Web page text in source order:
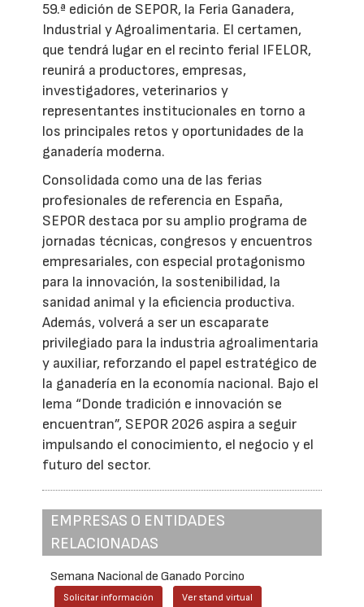
59.ª edición de SEPOR, la Feria Ganadera,
Industrial y Agroalimentaria. El certamen,
que tendrá lugar en el recinto ferial IFELOR,
reunirá a productores, empresas,
investigadores, veterinarios y
representantes institucionales en torno a
los principales retos y oportunidades de la
ganadería moderna.
Consolidada como una de las ferias
profesionales de referencia en España,
SEPOR destaca por su amplio programa de
jornadas técnicas, congresos y encuentros
empresariales, con especial protagonismo
para la innovación, la sostenibilidad, la
sanidad animal y la eficiencia productiva.
Además, volverá a ser un escaparate
privilegiado para la industria agroalimentaria
y auxiliar, reforzando el papel estratégico de
la ganadería en la economía nacional. Bajo el
lema “Donde tradición e innovación se
encuentran”, SEPOR 2026 aspira a seguir
impulsando el conocimiento, el negocio y el
futuro del sector.
EMPRESAS O ENTIDADES
RELACIONADAS
Semana Nacional de Ganado Porcino
Solicitar información Ver stand virtual